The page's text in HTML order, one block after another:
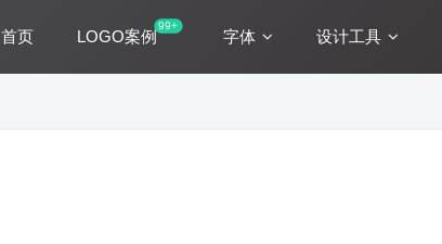
首页 LOGO案例
99+
字体 设计工具